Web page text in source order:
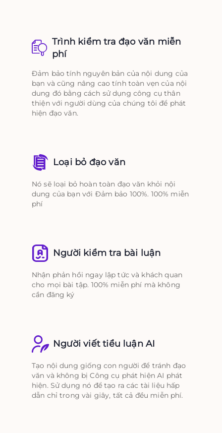
Trình kiểm tra đạo văn miễn
phí
Đảm bảo tính nguyên bản của nội dung của
bạn và cũng nâng cao tính toàn vẹn của nội
dung đó bằng cách sử dụng công cụ thân
thiện với người dùng của chúng tôi để phát
hiện đạo văn.
Loại bỏ đạo văn
Nó sẽ loại bỏ hoàn toàn đạo văn khỏi nội
dung của bạn với Đảm bảo 100%. 100% miễn
phí
Người kiểm tra bài luận
Nhận phản hồi ngay lập tức và khách quan
cho mọi bài tập. 100% miễn phí mà không
cần đăng ký
Người viết tiểu luận AI
Tạo nội dung giống con người để tránh đạo
văn và không bị Công cụ phát hiện AI phát
hiện. Sử dụng nó để tạo ra các tài liệu hấp
dẫn chỉ trong vài giây, tất cả đều miễn phí.